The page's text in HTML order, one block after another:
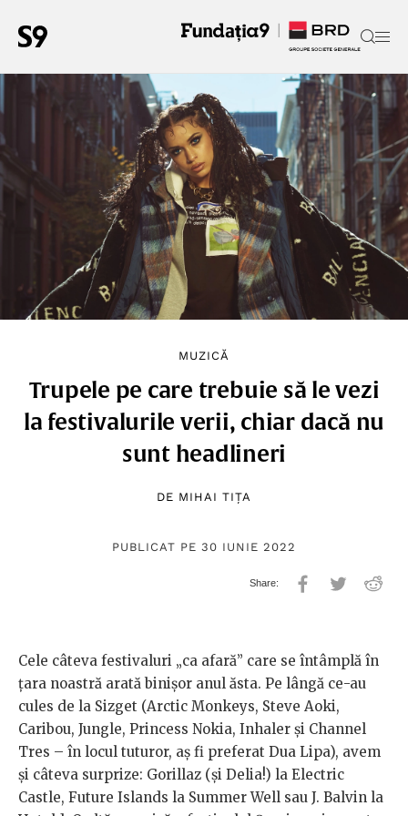
MUZICĂ
Trupele pe care trebuie să le vezi
la festivalurile verii, chiar dacă nu
sunt headlineri
DE MIHAI TIȚA
PUBLICAT PE 30 IUNIE 2022
Cele câteva festivaluri „ca afară” care se întâmplă în
țara noastră arată binișor anul ăsta. Pe lângă ce-au
cules de la Sizget (Arctic Monkeys, Steve Aoki,
Caribou, Jungle, Princess Nokia, Inhaler și Channel
Tres – în locul tuturor, aș fi preferat Dua Lipa), avem
și câteva surprize: Gorillaz (și Delia!) la Electric
Castle, Future Islands la Summer Well sau J. Balvin la